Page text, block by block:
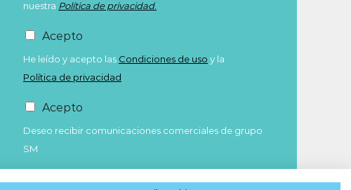
nuestra Política de privacidad.
Acepto
He leído y acepto las Condiciones de uso y la
Política de privacidad
Acepto
Deseo recibir comunicaciones comerciales de grupo
SM